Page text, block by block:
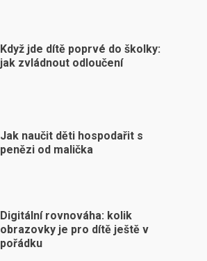
Když jde dítě poprvé do školky:
jak zvládnout odloučení
Jak naučit děti hospodařit s
penězi od malička
Digitální rovnováha: kolik
obrazovky je pro dítě ještě v
pořádku